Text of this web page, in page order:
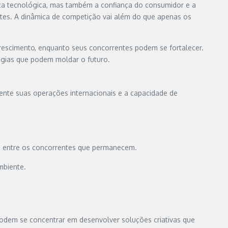
tecnológica, mas também a confiança do consumidor e a
A dinâmica de competição vai além do que apenas os
enquanto seus concorrentes podem se fortalecer.
que podem moldar o futuro.
suas operações internacionais e a capacidade de
os concorrentes que permanecem.
se concentrar em desenvolver soluções criativas que